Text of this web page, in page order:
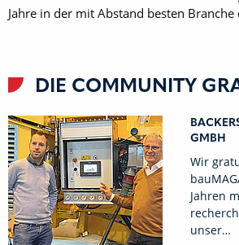
Jahre in der mit Abstand besten
DIE COMMUNITY
GMBH
Wir
Jahren
unser…